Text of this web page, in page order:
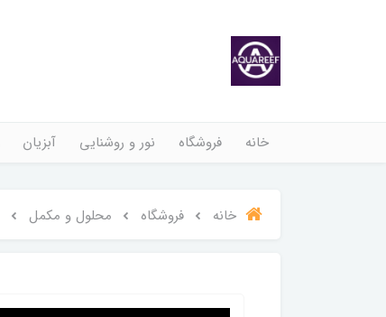
خانه فروشگاه نور و روشنایی آبزیان
خانه فروشگاه محلول و مکمل